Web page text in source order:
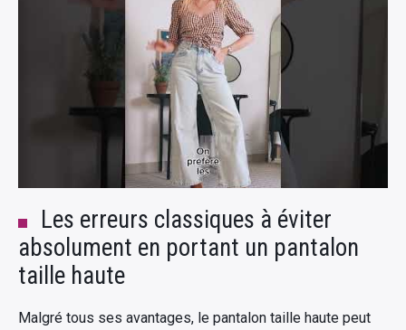
Les erreurs classiques à éviter
absolument en portant un pantalon
taille haute
Malgré tous ses avantages, le pantalon taille haute peut